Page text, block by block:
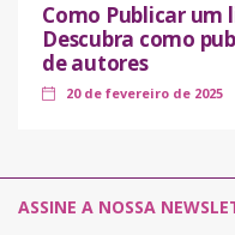
Como Publicar
Descubra como
de autores
20 de fevereiro de 2025
ASSINE A NOSSA